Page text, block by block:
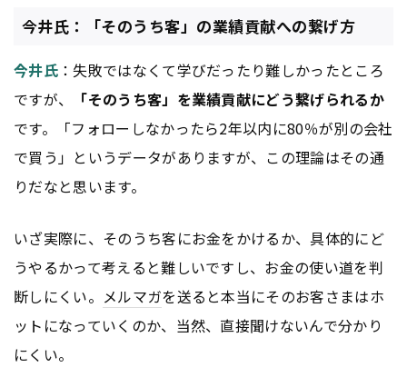
今井氏：「そのうち客」の業績貢献への繋げ方
今井氏：失敗ではなくて学びだったり難しかったところ
ですが、
「そのうち客」を業績貢献にどう繋げられるか
です。「フォローしなかったら2年以内に80％が別の会社
で買う」というデータがありますが、この理論はその通
りだなと思います。
いざ実際に、そのうち客にお金をかけるか、具体的にど
うやるかって考えると難しいですし、お金の使い道を判
断しにくい。 メルマガを送ると本当にそのお客さまはホ
ットになっていくのか、当然、直接聞けないんで分かり
にくい。